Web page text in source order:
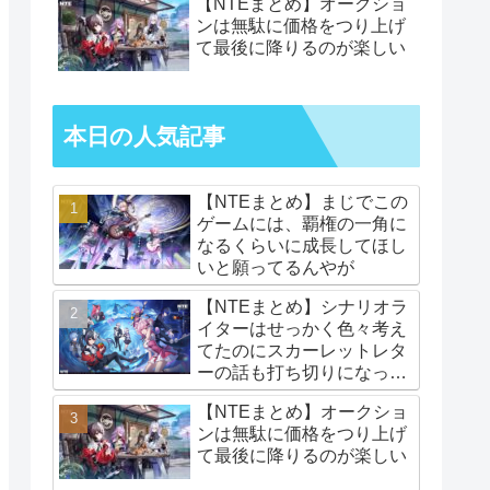
【NTEまとめ】オークショ
ンは無駄に価格をつり上げ
て最後に降りるのが楽しい
本日の人気記事
【NTEまとめ】まじでこの
ゲームには、覇権の一角に
なるくらいに成長してほし
いと願ってるんやが
【NTEまとめ】シナリオラ
イターはせっかく色々考え
てたのにスカーレットレタ
ーの話も打ち切りになって
かわいそすぎないか
【NTEまとめ】オークショ
ンは無駄に価格をつり上げ
て最後に降りるのが楽しい